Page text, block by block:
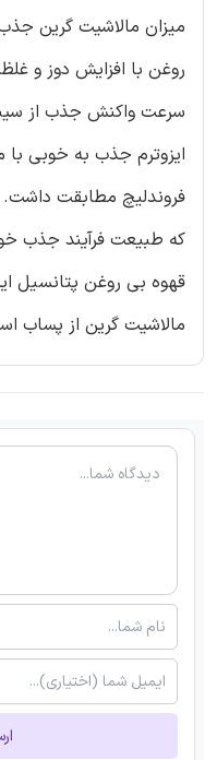
میزان مالاشیت گرین
روغن با افزایش دوز و
سرعت واکنش جذب از
ایزوترم جذب به خوبی با
فروندلیچ مطابقت داشت.
که طبیعت فرآیند جذب
قهوه بی روغن پتانسیل
مالاشیت گرین از پساب